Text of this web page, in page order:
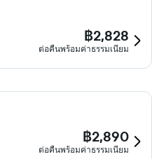
฿2,828
ต่อคืนพร้อมค่าธรรมเนียม
฿2,890
ต่อคืนพร้อมค่าธรรมเนียม